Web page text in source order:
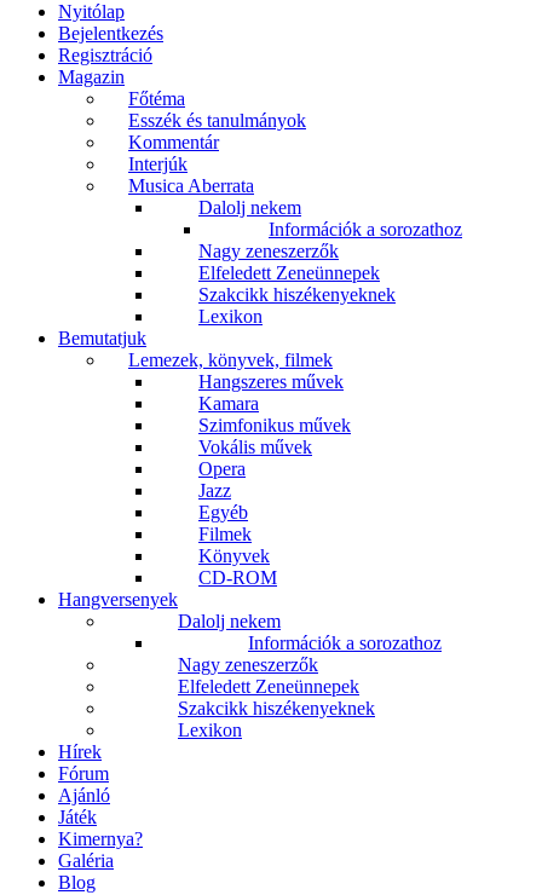
Nyitólap
Bejelentkezés
Regisztráció
Magazin
Főtéma
Esszék és tanulmányok
Kommentár
Interjúk
Musica Aberrata
Dalolj nekem
Információk a sorozathoz
Nagy zeneszerzők
Elfeledett Zeneünnepek
Szakcikk hiszékenyeknek
Lexikon
Bemutatjuk
Lemezek, könyvek, filmek
Hangszeres művek
Kamara
Szimfonikus művek
Vokális művek
Opera
Jazz
Egyéb
Filmek
Könyvek
CD-ROM
Hangversenyek
Dalolj nekem
Információk a sorozathoz
Nagy zeneszerzők
Elfeledett Zeneünnepek
Szakcikk hiszékenyeknek
Lexikon
Hírek
Fórum
Ajánló
Játék
Kimernya?
Galéria
Blog